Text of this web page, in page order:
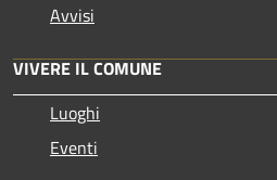
Avvisi
VIVERE IL COMUNE
Luoghi
Eventi